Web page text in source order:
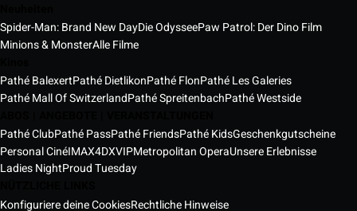
Spider-Man: Brand New DayDie OdysseePaw Patrol: Der Dino Film
Minions & MonsterAlle Filme
Pathé BalexertPathé DietlikonPathé FlonPathé Les Galeries
Pathé Mall Of SwitzerlandPathé SpreitenbachPathé Westside
Pathé ClubPathé PassPathé FriendsPathé KidsGeschenkgutscheine
Personal CinéIMAX4DXVIPMetropolitan OperaUnsere Erlebnisse
Ladies NightProud Tuesday
Konfiguriere deine CookiesRechtliche Hinweise